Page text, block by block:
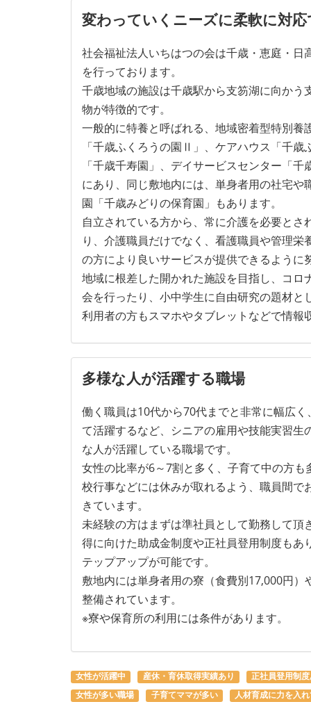
変わっていくニーズに柔軟に対
社会福祉法人いちはつの会は千歳・恵庭・日
を行っております。
千歳地域の施設は千歳駅から支笏湖に向か
物が特徴的です。
一般的に特養と呼ばれる、地域密着型特別養
「千歳ふくろうの園Ⅱ」、ケアハウス「千
「千歳千寿園」、デイサービスセンター「
にあり、同じ敷地内には、単身者用の社宅
園「千歳みどりの保育園」もあります。
自立されている方から、常に介護を必要と
り、介護職員だけでなく、看護職員や管理
の方により良いサービスが提供できるように
地域に根差した開かれた施設を目指し、コロ
会を行ったり、小中学生に自由研究の題材
利用者の方もスマホやタブレットなどで情
多様な人が活躍する職場
働く職員は10代から70代までと非常に幅広
て活躍するなど、シニアの雇用や技能実習
な人が活躍している職場です。
女性の比率が6～7割と多く、子育て中の方
校行事などには休みが取れるよう、職員間で
きています。
未経験の方はまずは準社員として勤務して頂
得に向けた助成金制度や正社員登用制度もあ
テップアップが可能です。
敷地内には単身者用の寮（食費別17,000円
整備されています。
※寮や保育所の利用には条件があります。
女性が活躍中 産休・育休取得実績あり
正社員登用制
女性が多い職場
子育てママが多い 人材育成に力を入